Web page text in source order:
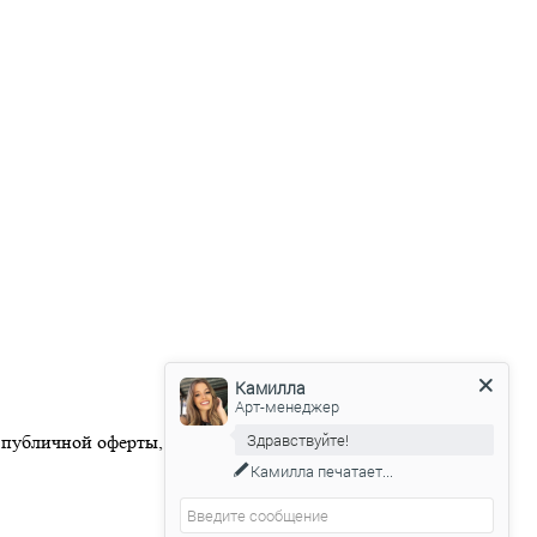
оферты, размещенной на официальном веб-сайте
Камилла
Арт-менеджер
Здравствуйте!
Камилла печатает...